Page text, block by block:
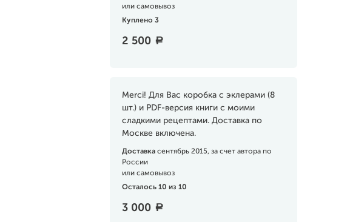
или самовывоз
Куплено 3
2 500 a
Merci! Для Вас коробка с эклерами (8
шт.) и PDF-версия книги с моими
сладкими рецептами. Доставка по
Москве включена.
Доставка сентябрь 2015, за счет автора по
России
или самовывоз
Осталось 10 из 10
3 000 a